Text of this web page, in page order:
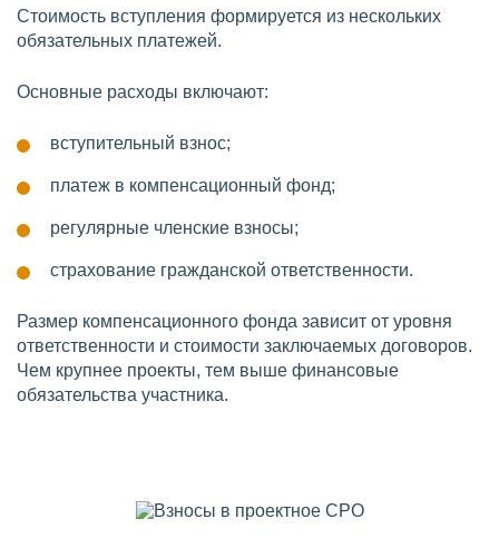
Стоимость вступления формируется из нескольких
обязательных платежей.
Основные расходы включают:
вступительный взнос;
платеж в компенсационный фонд;
регулярные членские взносы;
страхование гражданской ответственности.
Размер компенсационного фонда зависит от уровня
ответственности и стоимости заключаемых договоров.
Чем крупнее проекты, тем выше финансовые
обязательства участника.